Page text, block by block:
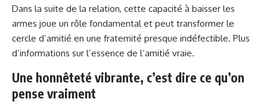
Dans la suite de la relation, cette capacité à baisser les
armes joue un rôle fondamental et peut transformer le
cercle d’amitié en une fraternité presque indéfectible. Plus
d’informations sur l’essence de l’amitié vraie.
Une honnêteté vibrante, c’est dire ce qu’on
pense vraiment